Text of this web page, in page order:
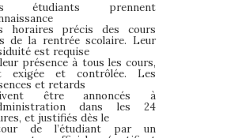
étudiants prennent
horaires précis des cours
de la rentrée scolaire. Leur
est requise
présence à tous les cours,
exigée et contrôlée. Les
et retards
être annoncés à
dans les 24
et justifiés dès le
de l’étudiant par un